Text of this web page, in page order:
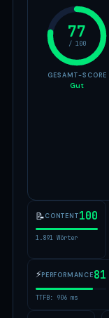
77
/ 100
GESAMT-SCORE
Gut
📝CONTENT100
1.891 Wörter
⚡PERFORMANCE81
TTFB: 906 ms